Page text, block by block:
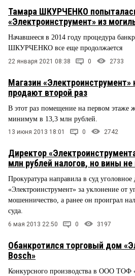
СТИЛЬ ЖИЗНИ
Тамара ШКУРЧЕНКО
«Электроинструмент» из
Начавшееся в 2014 году процедура
ШКУРЧЕНКО все еще продолжается
22 января 2021 08:38 0 2733
Магазин
продают второй раз
В этот раз помещение на первом этаже
минимум в 13,3 млн рублей.
13 июня 2013 18:01 0 2742
Директор
млн рублей налогов, но вины не
Прокуратура направила в суд
«Электроинструмент» за уклонение от
мошенничество, а ранее он проиграл
суда.
6 мая 2013 22:50 0 3197
Обанкротился торговый дом
Bosch»
Конкурсного производства в ООО ТОФ